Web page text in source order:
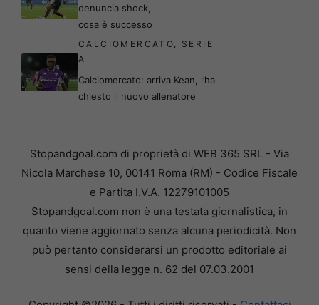
denuncia shock,
cosa è successo
CALCIOMERCATO, SERIE
A
Calciomercato: arriva Kean, l’ha
chiesto il nuovo allenatore
Stopandgoal.com di proprietà di WEB 365 SRL - Via
Nicola Marchese 10, 00141 Roma (RM) - Codice Fiscale
e Partita I.V.A. 12279101005
Stopandgoal.com non è una testata giornalistica, in
quanto viene aggiornato senza alcuna periodicità. Non
può pertanto considerarsi un prodotto editoriale ai
sensi della legge n. 62 del 07.03.2001